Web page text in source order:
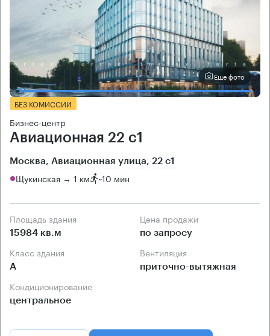
Еще фото
БЕЗ КОМИССИИ
Бизнес-центр
Авиационная 22 с1
Москва, Авиационная улица, 22 с1
Щукинская → 1 км ~10 мин
Площадь здания
15984 кв.м
Цена продажи
по запросу
Класс здания
А
Вентиляция
приточно-вытяжная
Кондиционирование
центральное